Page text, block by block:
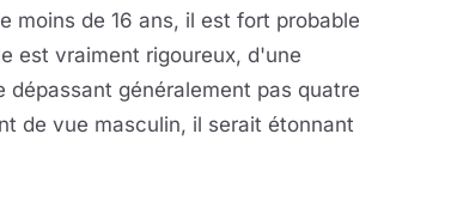
moins de 16 ans, il est fort probable
est vraiment rigoureux, d'une
généralement pas quatre
de vue masculin, il serait étonnant